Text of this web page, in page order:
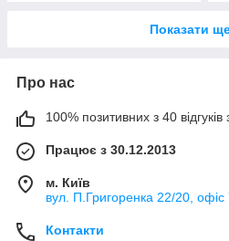
Показати
Про нас
100% позитивних з 40 відгуків
Працює з 30.12.2013
м. Київ
вул. П.Григоренка 22/20, офіс
Контакти